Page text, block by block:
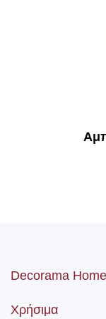
Decorama Home
Χρήσιμα